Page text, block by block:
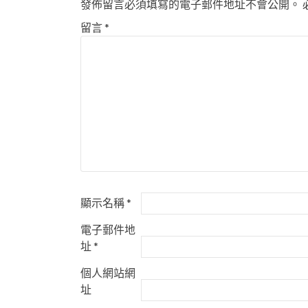
發佈留言必須填寫的電子郵件地址不會公開。
留言*
顯示名稱*
電子郵件地
址*
個人網站網
址